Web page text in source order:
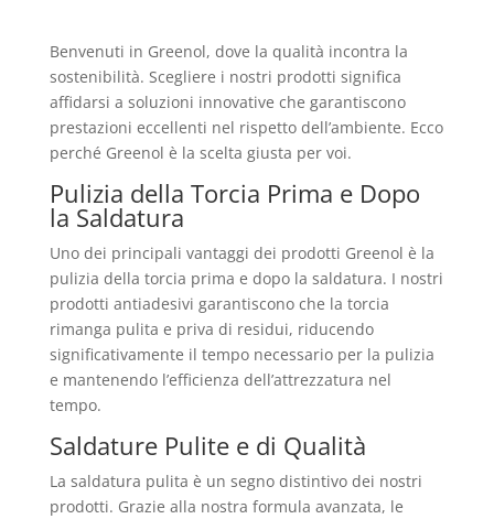
Benvenuti in Greenol, dove la qualità incontra la
sostenibilità. Scegliere i nostri prodotti significa
affidarsi a soluzioni innovative che garantiscono
prestazioni eccellenti nel rispetto dell’ambiente. Ecco
perché Greenol è la scelta giusta per voi.
Pulizia della Torcia Prima e Dopo
la Saldatura
Uno dei principali vantaggi dei prodotti Greenol è la
pulizia della torcia prima e dopo la saldatura. I nostri
prodotti antiadesivi garantiscono che la torcia
rimanga pulita e priva di residui, riducendo
significativamente il tempo necessario per la pulizia
e mantenendo l’efficienza dell’attrezzatura nel
tempo.
Saldature Pulite e di Qualità
La saldatura pulita è un segno distintivo dei nostri
prodotti. Grazie alla nostra formula avanzata, le